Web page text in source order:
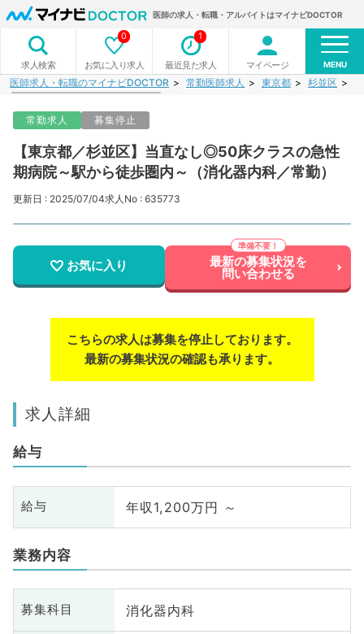
医師の求人・転職・アルバイトはマイナビDOCTOR
求人検索 お気に入り求人
0
最近見た求人
1
マイページ MENU
医師求人・転職のマイナビDOCTOR 常勤医師求人 東京都 杉並区
常勤求人 募集停止
【東京都／杉並区】当直なし◎50床クラスの急性
期病院～駅から徒歩圏内～（消化器内科／常勤）
更新日 : 2025/07/04求人No : 635773
お気に入り 最新の募集状況を
問い合わせる
こちらの求人は募集を停止しております。
最新の募集状況の確認も承ります。
求人詳細
給与
給与 年収1,200万円 ～
業務内容
募集科目 消化器内科